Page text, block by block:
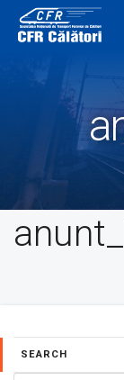
content
SEARCH